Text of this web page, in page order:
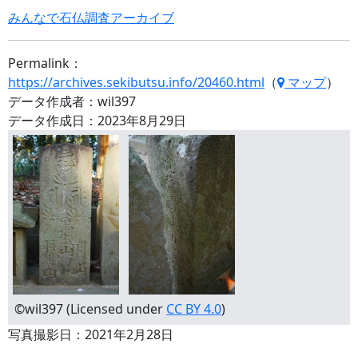
みんなで石仏調査アーカイブ
Permalink：
https://archives.sekibutsu.info/20460.html （ マップ）
データ作成者：wil397
データ作成日：2023年8月29日
©wil397 (Licensed under CC BY 4.0)
写真撮影日：2021年2月28日